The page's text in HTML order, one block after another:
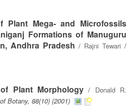
Plant Mega- and Microfossils
Formations of Manuguru
Andhra Pradesh / Rajni Tewari /
Plant Morphology/ Donald R.
Botany, 88(10) (2001)